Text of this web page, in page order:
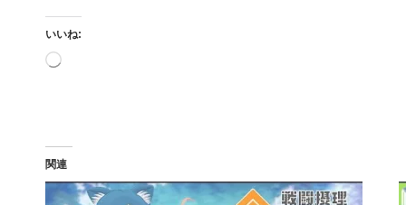
いいね:
読
関連